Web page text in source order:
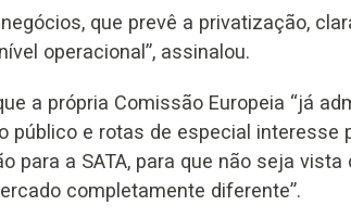
que prevê a privatização,
operacional”, assinalou.
a própria Comissão Europeia “já
público e rotas de especial interesse
para a SATA, para que não seja
completamente diferente”.